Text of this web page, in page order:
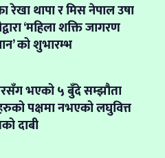
रेखा थापा र मिस नेपाल उषा
‘महिला शक्ति जागरण
को शुभारम्भ
भएको ५ बुँदे सम्झौता
पक्षमा नभएको लघुवित्त
दाबी